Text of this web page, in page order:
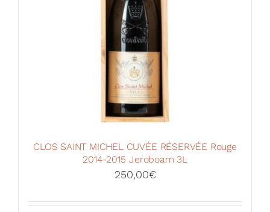
CLOS SAINT MICHEL CUVÉE RÉSERVÉE Rouge
2014-2015 Jeroboam 3L
250,00€